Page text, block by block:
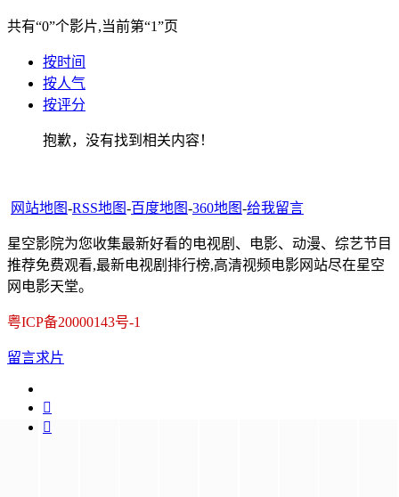
共有“0”个影片,当前第“1”页
按时间
按人气
按评分
抱歉，没有找到相关内容！
网站地图-RSS地图-百度地图-360地图-给我留言
星空影院为您收集最新好看的电视剧、电影、动漫、综艺节目
推荐免费观看,最新电视剧排行榜,高清视频电影网站尽在星空
网电影天堂。
粤ICP备20000143号-1
留言求片

